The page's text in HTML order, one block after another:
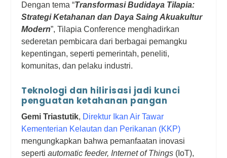
Dengan tema “Transformasi Budidaya Tilapia:
Strategi Ketahanan dan Daya Saing Akuakultur
Modern”, Tilapia Conference menghadirkan
sederetan pembicara dari berbagai pemangku
kepentingan, seperti pemerintah, peneliti,
komunitas, dan pelaku industri.
Teknologi dan hilirisasi jadi kunci
penguatan ketahanan pangan
Gemi Triastutik, Direktur Ikan Air Tawar
Kementerian Kelautan dan Perikanan (KKP)
mengungkapkan bahwa pemanfaatan inovasi
sepertiautomatic feeder, Internet of Things (IoT),